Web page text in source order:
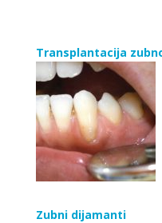
Transplantacija
Zubni dijamanti